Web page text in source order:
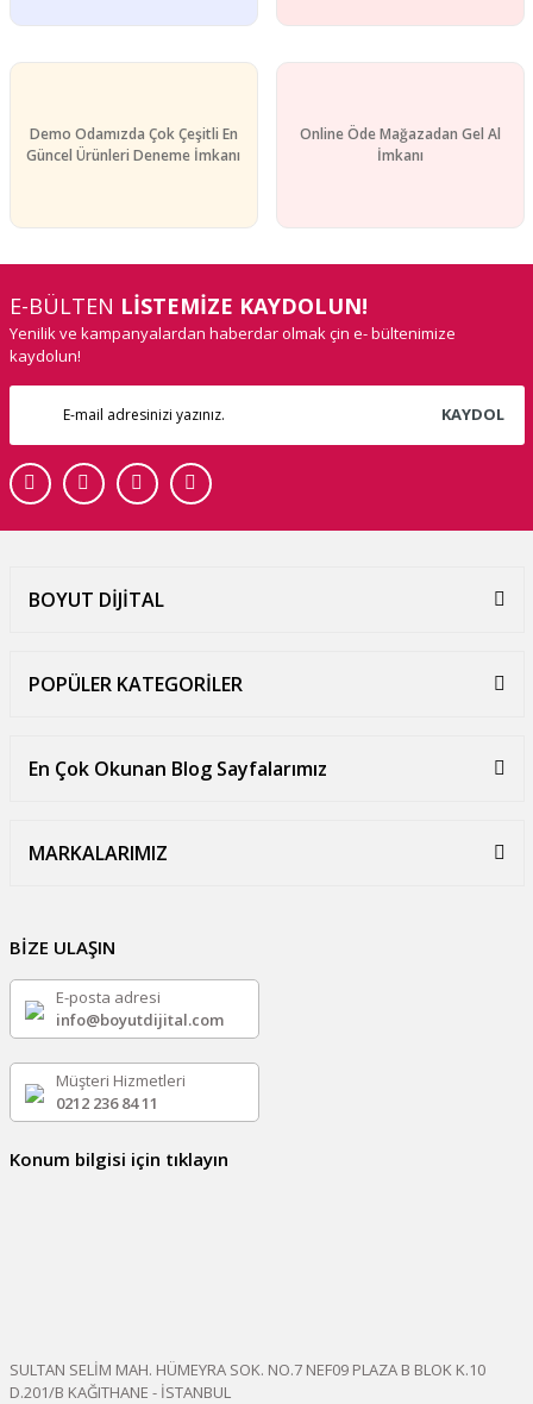
Demo Odamızda Çok Çeşitli En
Güncel Ürünleri Deneme İmkanı
Online Öde Mağazadan Gel Al
İmkanı
E-BÜLTEN LİSTEMİZE KAYDOLUN!
Yenilik ve kampanyalardan haberdar olmak çin e- bültenimize
kaydolun!
KAYDOL
BOYUT DİJİTAL
POPÜLER KATEGORİLER
En Çok Okunan Blog Sayfalarımız
MARKALARIMIZ
BİZE ULAŞIN
E-posta adresi
info@boyutdijital.com
Müşteri Hizmetleri
0212 236 84 11
Konum bilgisi için tıklayın
SULTAN SELİM MAH. HÜMEYRA SOK. NO.7 NEF09 PLAZA B BLOK K.10
D.201/B KAĞITHANE - İSTANBUL